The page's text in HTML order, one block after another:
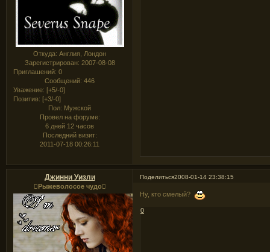
Откуда: Англия, Лондон
Зарегистрирован: 2007-08-08
Приглашений: 0
Сообщений: 446
Уважение: [+5/-0]
Позитив: [+3/-0]
Пол: Мужской
Провел на форуме:
6 дней 12 часов
Последний визит:
2011-07-18 00:26:11
Поделиться2008-01-14 23:38:15
Джинни Уизли
Рыжеволосое чудо
Ну, кто смелый?
0